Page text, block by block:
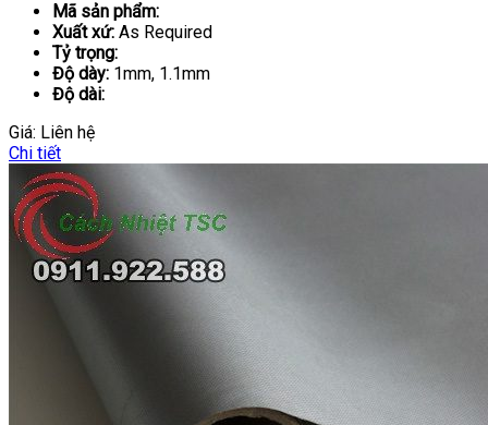
Mã sản phẩm:
Xuất xứ: As Required
Tỷ trọng:
Độ dày: 1mm, 1.1mm
Độ dài:
Giá: Liên hệ
Chi tiết